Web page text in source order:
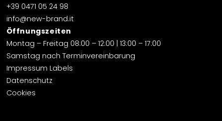
+39 0471 05 24 98
info@new-brand.it
Öffnungszeiten
Montag – Freitag 08:00 – 12:00 | 13:00 – 17:00
Samstag nach Terminvereinbarung
Impressum Labels
Datenschutz
Cookies